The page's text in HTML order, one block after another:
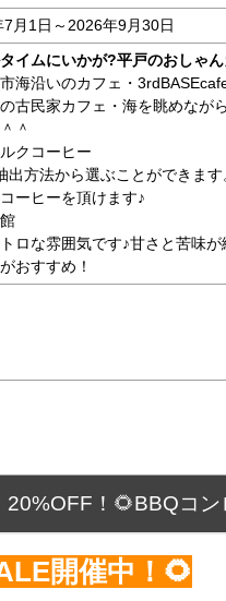
7月1日～2026年9月30日
タイムにいかが?平戸のおしゃん
海沿いのカフェ・
古民家カフェ・海を眺めなが
＾
クコーヒー
出方法から選ぶことができま
ーヒーを頂けます♪
ロな雰囲気です♪甘さと苦味が
おすすめ！
！🌻BBQコ
開催中！🌻